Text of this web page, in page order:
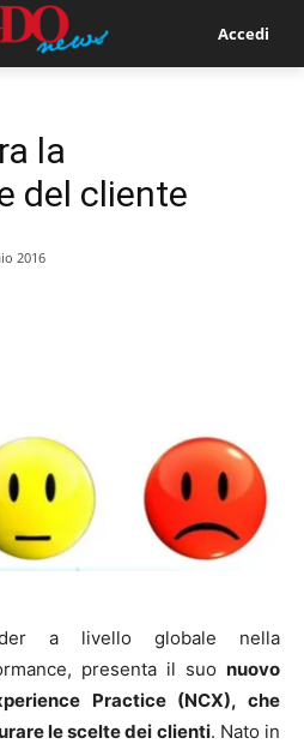
Accedi
la
del cliente
2016
a livello globale nella
presenta il suo nuovo
Practice (NCX), che
le scelte dei clienti. Nato in